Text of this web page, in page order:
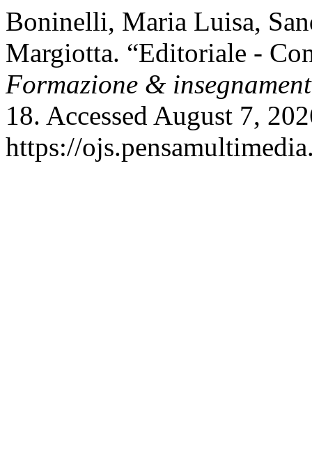
Boninelli, Maria Luisa,
Margiotta. “Editoriale -
Formazione &
18. Accessed August 7,
https://